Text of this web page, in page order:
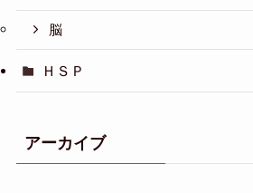
脳
ＨＳＰ
アーカイブ